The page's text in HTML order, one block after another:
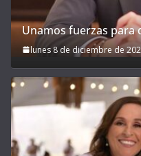
Unamos fuerzas para
lunes 8 de diciembre de